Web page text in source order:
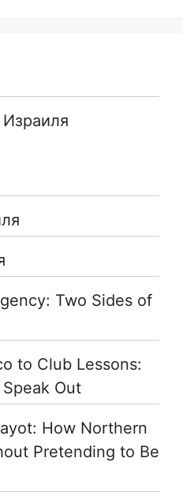
Two Sides of
to Club Lessons:
Out
How Northern
Pretending to Be